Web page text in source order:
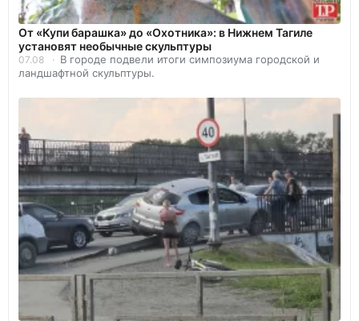
От «Купи барашка» до «Охотника»: в Нижнем Тагиле
установят необычные скульптуры
07.08
В городе подвели итоги симпозиума городской и
ландшафтной скульптуры.